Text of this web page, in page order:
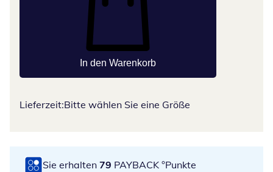
In den Warenkorb
Lieferzeit:Bitte wählen Sie eine Größe
Sie erhalten 79 PAYBACK °Punkte